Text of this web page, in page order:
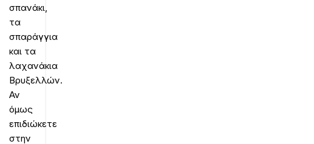
σπανάκι,
τα
σπαράγγια
και τα
λαχανάκια
Βρυξελλών.
Αν
όμως
επιδιώκετε
στην